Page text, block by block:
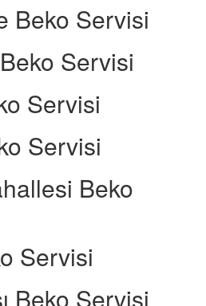
Beko Servisi
Servisi
Servisi
Servisi
Beko
Servisi
Beko Servisi